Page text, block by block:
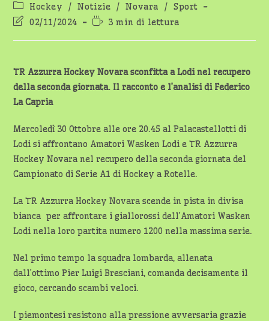
Categoria
dell'articolo:
Hockey / Notizie / Novara / Sport
Ultima
dell'articolo:
02/11/2024
Tempo
lettura:
3 min di lettura
TR Azzurra Hockey Novara sconfitta a Lodi nel recupero
della seconda giornata. Il racconto e l’analisi di Federico
La Capria
Mercoledì 30 Ottobre alle ore 20.45 al Palacastellotti di
Lodi si affrontano Amatori Wasken Lodi e TR Azzurra
Hockey Novara nel recupero della seconda giornata del
Campionato di Serie A1 di Hockey a Rotelle.
La TR Azzurra Hockey Novara scende in pista in divisa
bianca per affrontare i giallorossi dell’Amatori Wasken
Lodi nella loro partita numero 1200 nella massima serie.
Nel primo tempo la squadra lombarda, allenata
dall’ottimo Pier Luigi Bresciani, comanda decisamente il
gioco, cercando scambi veloci.
I piemontesi resistono alla pressione avversaria grazie